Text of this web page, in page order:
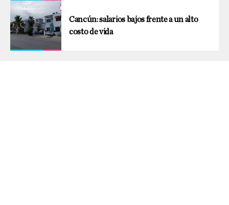
Cancún: salarios bajos frente a un alto
costo de vida